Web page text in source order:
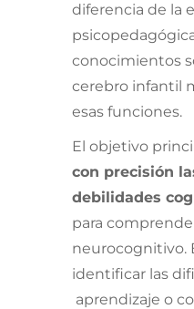
diferencia de la
conocimientos
cerebro infantil
esas funciones.
El objetivo
con precisión
debilidades
para
neurocognitivo.
identificar las
aprendizaje o